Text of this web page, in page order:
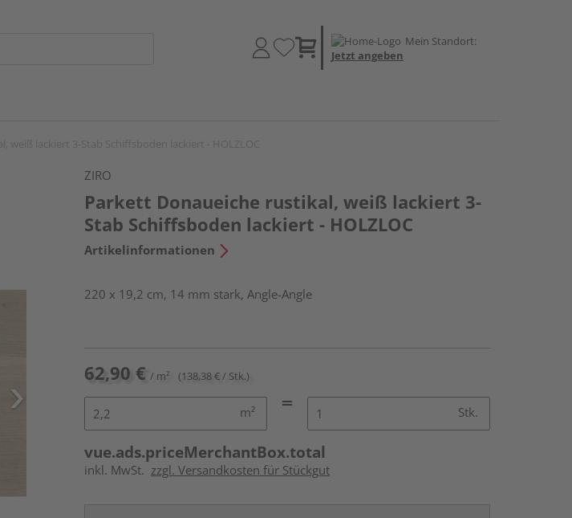
Mein Standort:
Jetzt angeben
ZIRO
Parkett Donaueiche rustikal, weiß lackiert 3-
Stab Schiffsboden lackiert - HOLZLOC
Artikelinformationen
220 x 19,2 cm, 14 mm stark, Angle-Angle
62,90 € / m² (138,38 € / Stk.)
m² Stk.
vue.ads.priceMerchantBox.total
inkl. MwSt. zzgl. Versandkosten für Stückgut